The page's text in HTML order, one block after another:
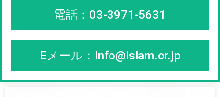
電話：03-3971-5631
Eメール： info@islam.or.jp